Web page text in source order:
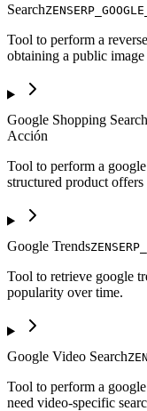
Search
Tool to perform a
obtaining a public
Google Shopping Search
Acción
Tool to perform a
structured product
Google Trends
Tool to retrieve google
popularity over time.
Google Video Search
Tool to perform a
need video-specific